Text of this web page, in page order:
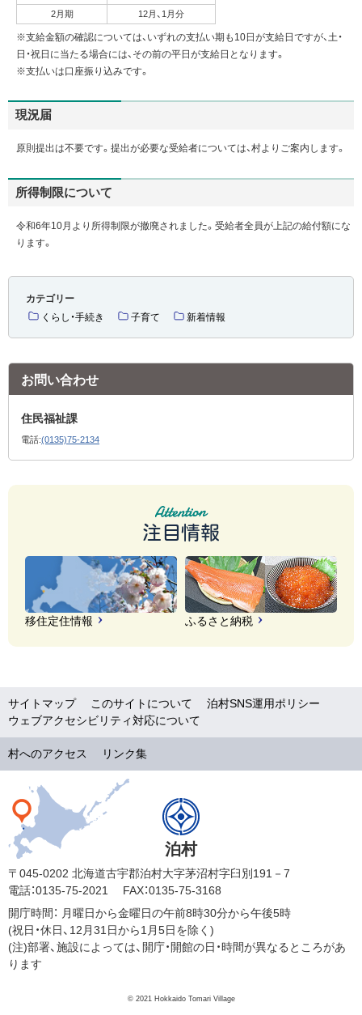
2月期
12月、1月分
※支給金額の確認については、いずれの支払い期も10日が支給日ですが、土・
日・祝日に当たる場合には、その前の平日が支給日となります。
※支払いは口座振り込みです。
現況届
原則提出は不要です。提出が必要な受給者については、村よりご案内します。
所得制限について
令和6年10月より所得制限が撤廃されました。受給者全員が上記の給付額にな
ります。
カテゴリー
くらし・手続き
子育て 新着情報
お問い合わせ
住民福祉課
電話:(0135)75-2134
注目情報
移住定住情報 ふるさと納税
サイトマップ このサイトについて
泊村SNS運用ポリシー
ウェブアクセシビリティ対応について
村へのアクセス リンク集
泊村
〒045-0202 北海道古宇郡泊村大字茅沼村字臼別191－7
電話：0135-75-2021
FAX：0135-75-3168
開庁時間： 月曜日から金曜日の午前8時30分から午後5時
(祝日・休日、12月31日から1月5日を除く)
(注)部署、施設によっては、開庁・開館の日・時間が異なるところがあ
ります
© 2021 Hokkaido Tomari Village